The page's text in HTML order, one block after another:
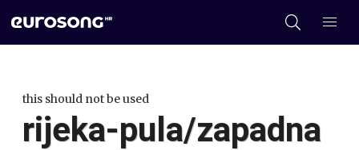
this should not be used
rijeka-pula/zapadna